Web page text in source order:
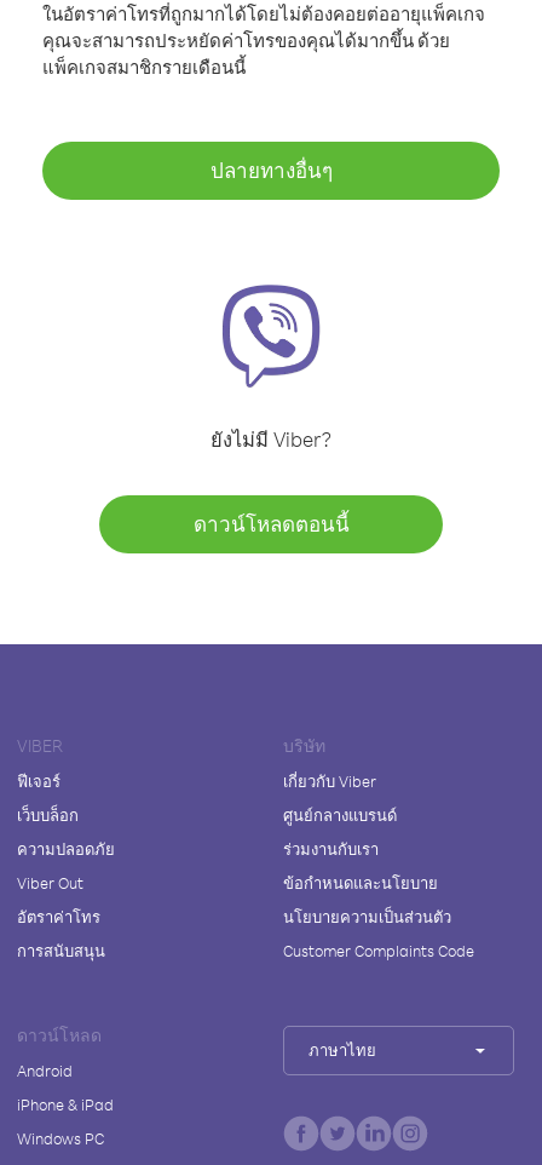
ในอัตราค่าโทรที่ถูกมากได้โดยไม่ต้องคอยต่ออายุแพ็คเกจ
คุณจะสามารถประหยัดค่าโทรของคุณได้มากขึ้น ด้วย
แพ็คเกจสมาชิกรายเดือนนี้
ปลายทางอื่นๆ
ยังไม่มี Viber?
ดาวน์โหลดตอนนี้
VIBER
ฟีเจอร์
เว็บบล็อก
ความปลอดภัย
Viber Out
อัตราค่าโทร
การสนับสนุน
บริษัท
เกี่ยวกับ Viber
ศูนย์กลางแบรนด์
ร่วมงานกับเรา
ข้อกำหนดและนโยบาย
นโยบายความเป็นส่วนตัว
Customer Complaints Code
ดาวน์โหลด
Android
iPhone & iPad
Windows PC
ภาษาไทย